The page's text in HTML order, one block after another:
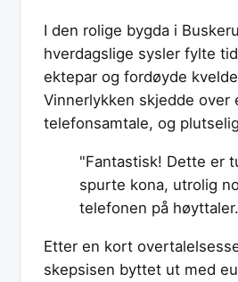
I den rolige bygda i
hverdagslige sysler fylte
ektepar og fordøyde
Vinnerlykken skjedde over
telefonsamtale, og
"Fantastisk! Dette er
spurte kona, utrolig
telefonen på høyttaler.
Etter en kort
skepsisen byttet ut med